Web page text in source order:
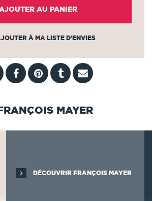
AU PANIER
À MA LISTE D'ENVIES
MAYER
DÉCOUVRIR FRANÇOIS MAYER